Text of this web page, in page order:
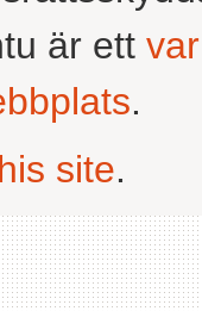
är ett
.
site.